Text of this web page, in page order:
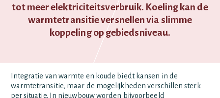
tot meer elektriciteitsverbruik. Koeling kan de
warmtetransitie versnellen via slimme
koppeling op gebiedsniveau.
Integratie van warmte en koude biedt kansen in de
warmtetransitie, maar de mogelijkheden verschillen sterk
per situatie. In nieuwbouw worden bijvoorbeeld